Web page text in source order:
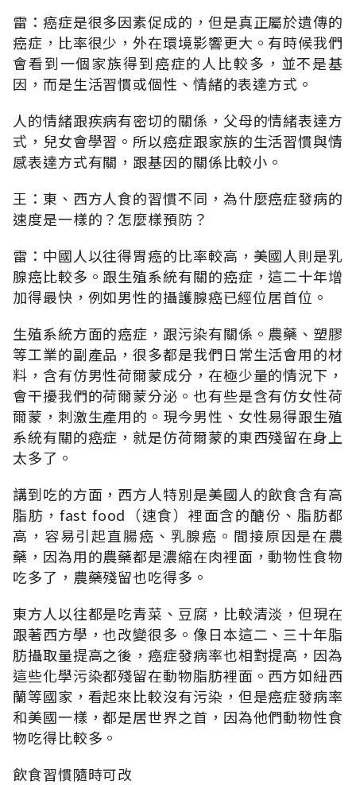
雷：癌症是很多因素促成的，但是真正屬於遺傳的
癌症，比率很少，外在環境影響更大。有時候我們
會看到一個家族得到癌症的人比較多，並不是基
因，而是生活習慣或個性、情緒的表達方式。
人的情緒跟疾病有密切的關係，父母的情緒表達方
式，兒女會學習。所以癌症跟家族的生活習慣與情
感表達方式有關，跟基因的關係比較小。
王：東、西方人食的習慣不同，為什麼癌症發病的
速度是一樣的？怎麼樣預防？
雷：中國人以往得胃癌的比率較高，美國人則是乳
腺癌比較多。跟生殖系統有關的癌症，這二十年增
加得最快，例如男性的攝護腺癌已經位居首位。
生殖系統方面的癌症，跟污染有關係。農藥、塑膠
等工業的副產品，很多都是我們日常生活會用的材
料，含有仿男性荷爾蒙成分，在極少量的情況下，
會干擾我們的荷爾蒙分泌。也有些是含有仿女性荷
爾蒙，刺激生產用的。現今男性、女性易得跟生殖
系統有關的癌症，就是仿荷爾蒙的東西殘留在身上
太多了。
講到吃的方面，西方人特別是美國人的飲食含有高
脂肪，fast food（速食）裡面含的醣份、脂肪都
高，容易引起直腸癌、乳腺癌。間接原因是在農
藥，因為用的農藥都是濃縮在肉裡面，動物性食物
吃多了，農藥殘留也吃得多。
東方人以往都是吃青菜、豆腐，比較清淡，但現在
跟著西方學，也改變很多。像日本這二、三十年脂
肪攝取量提高之後，癌症發病率也相對提高，因為
這些化學污染都殘留在動物脂肪裡面。西方如紐西
蘭等國家，看起來比較沒有污染，但是癌症發病率
和美國一樣，都是居世界之首，因為他們動物性食
物吃得比較多。
飲食習慣隨時可改